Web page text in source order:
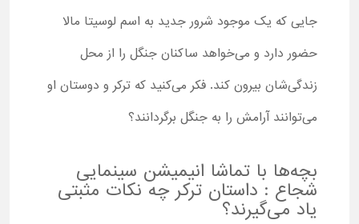
جایی که یک موجود شرور جدید به اسم لوسیتا مالا
حضور دارد و می‌خواهد ساکنان جنگل را از محل
زندگی‌شان بیرون کند. فکر می‌کنید که ترکر و دوستان او
می‌توانند آرامش را به جنگل برگردانند؟
بچه‌ها با تماشا انیمیشن سینمایی
شجاع : داستان ترکر چه نکات مثبتی
یاد می‌گیرند؟